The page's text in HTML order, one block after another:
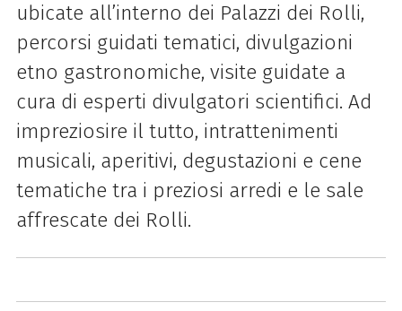
ubicate all’interno dei Palazzi dei Rolli,
percorsi guidati tematici, divulgazioni
etno gastronomiche, visite guidate a
cura di esperti divulgatori scientifici. Ad
impreziosire il tutto, intrattenimenti
musicali, aperitivi, degustazioni e cene
tematiche tra i preziosi arredi e le sale
affrescate dei Rolli.